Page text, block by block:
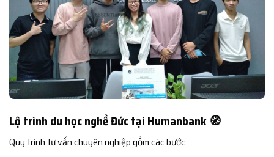
Lộ trình du học nghề Đức tại Humanbank 🧭
Quy trình tư vấn chuyên nghiệp gồm các bước: